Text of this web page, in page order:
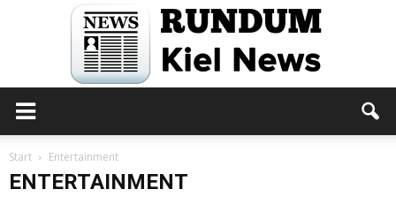
Start Entertainment
ENTERTAINMENT